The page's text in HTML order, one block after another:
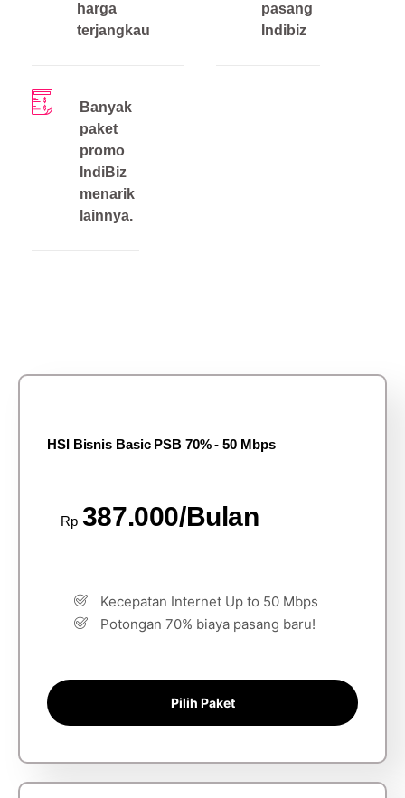
harga
terjangkau
pasang
Indibiz
Banyak
paket
promo
IndiBiz
menarik
lainnya.
HSI Bisnis Basic PSB 70% - 50 Mbps
Rp 387.000/Bulan
Kecepatan Internet Up to 50 Mbps
Potongan 70% biaya pasang baru!
Pilih Paket